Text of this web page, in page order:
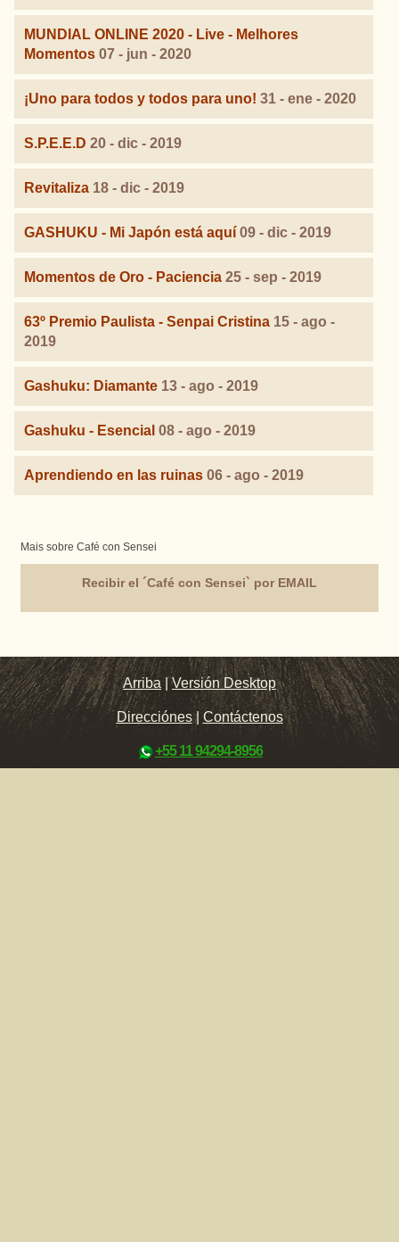
MUNDIAL ONLINE 2020 - Live - Melhores
Momentos 07 - jun - 2020
¡Uno para todos y todos para uno! 31 - ene - 2020
S.P.E.E.D 20 - dic - 2019
Revitaliza 18 - dic - 2019
GASHUKU - Mi Japón está aquí 09 - dic - 2019
Momentos de Oro - Paciencia 25 - sep - 2019
63º Premio Paulista - Senpai Cristina 15 - ago -
2019
Gashuku: Diamante 13 - ago - 2019
Gashuku - Esencial 08 - ago - 2019
Aprendiendo en las ruinas 06 - ago - 2019
Mais sobre Café con Sensei
Recibir el ´Café con Sensei` por EMAIL
Arriba |Versión Desktop
Direcciónes| Contáctenos
+55 11 94294-8956